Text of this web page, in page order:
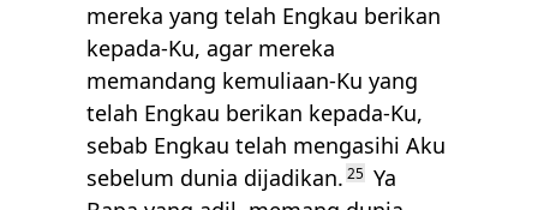
mereka yang telah Engkau berikan
kepada-Ku, agar mereka
memandang kemuliaan-Ku yang
telah Engkau berikan kepada-Ku,
sebab Engkau telah mengasihi Aku
sebelum dunia dijadikan. 25 Ya